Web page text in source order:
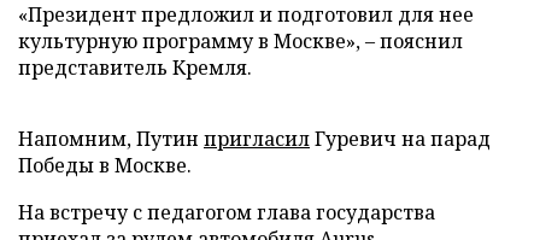
«Президент предложил и подготовил для нее
культурную программу в Москве», – пояснил
представитель Кремля.
Напомним, Путин пригласилГуревич на парад
Победы в Москве.
На встречу с педагогом глава государства